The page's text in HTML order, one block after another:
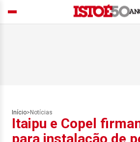
Início> Notícias
Itaipu e Copel